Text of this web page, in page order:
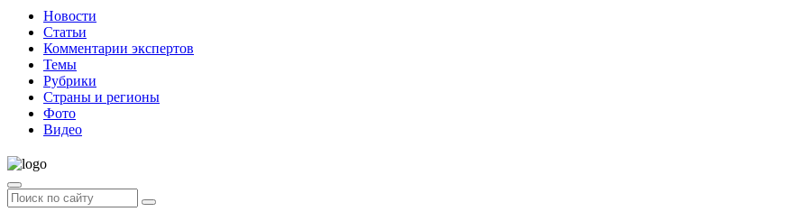
Новости
Статьи
Комментарии экспертов
Темы
Рубрики
Страны и регионы
Фото
Видео